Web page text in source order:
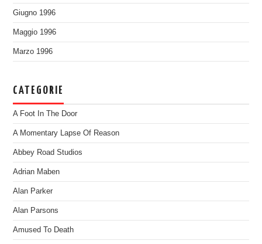
Giugno 1996
Maggio 1996
Marzo 1996
CATEGORIE
A Foot In The Door
A Momentary Lapse Of Reason
Abbey Road Studios
Adrian Maben
Alan Parker
Alan Parsons
Amused To Death